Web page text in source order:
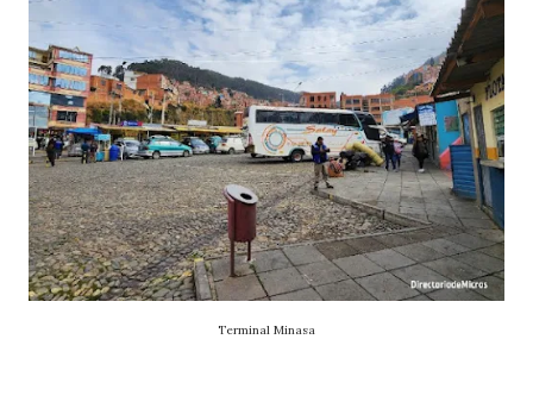
Terminal Minasa